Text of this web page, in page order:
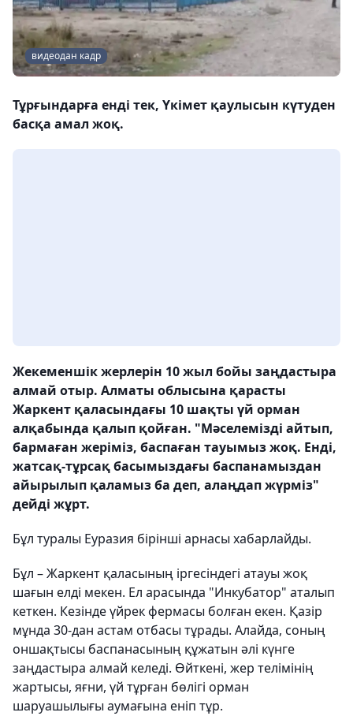
видеодан кадр
Тұрғындарға енді тек, Үкімет қаулысын күтуден
басқа амал жоқ.
Жекеменшік жерлерін 10 жыл бойы заңдастыра
алмай отыр. Алматы облысына қарасты
Жаркент қаласындағы 10 шақты үй орман
алқабында қалып қойған. "Мәселемізді айтып,
бармаған жеріміз, баспаған тауымыз жоқ. Енді,
жатсақ-тұрсақ басымыздағы баспанамыздан
айырылып қаламыз ба деп, алаңдап жүрміз"
дейді жұрт.
Бұл туралы Еуразия бірінші арнасы хабарлайды.
Бұл – Жаркент қаласының іргесіндегі атауы жоқ
шағын елді мекен. Ел арасында "Инкубатор" аталып
кеткен. Кезінде үйрек фермасы болған екен. Қазір
мұнда 30-дан астам отбасы тұрады. Алайда, соның
оншақтысы баспанасының құжатын әлі күнге
заңдастыра алмай келеді. Өйткені, жер телімінің
жартысы, яғни, үй тұрған бөлігі орман
шаруашылығы аумағына еніп тұр.